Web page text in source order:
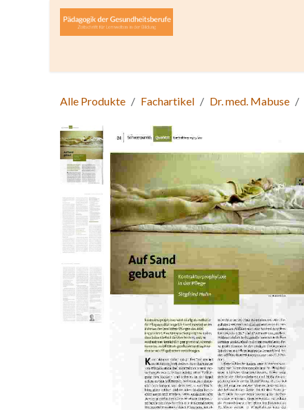
Zum Inhalt springen
Alle Produkte Fachartikel Dr. med. Mabuse